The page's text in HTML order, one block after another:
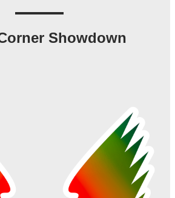
Showdown